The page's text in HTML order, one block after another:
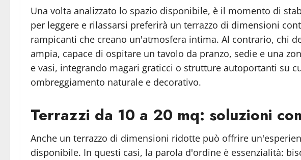
Una volta analizzato lo spazio disponibile, è il momento di
per leggere e rilassarsi preferirà un terrazzo di dimensioni
rampicanti che creano un'atmosfera intima. Al contrario, chi
ampia, capace di ospitare un tavolo da pranzo, sedie e una
e vasi, integrando magari graticci o strutture autoportanti su
ombreggiamento naturale e decorativo.
Terrazzi da 10 a 20 mq: soluzioni
Anche un terrazzo di dimensioni ridotte può offrire
disponibile. In questi casi, la parola d'ordine è essenzialità: